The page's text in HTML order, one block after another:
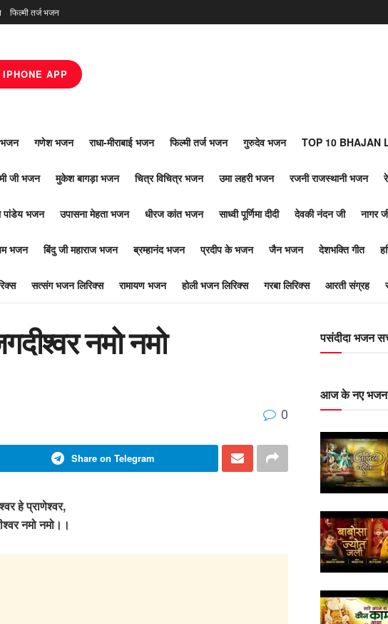
फिल्मी तर्ज भजन
IPHONE APP
भजन गणेश भजन राधा-मीराबाई भजन फिल्मी तर्ज भजन गुरुदेव भजन TOP 10 BHAJAN
जी भजन मुकेश बागड़ा भजन चित्र विचित्र भजन उमा लहरी भजन रजनी राजस्थानी भजन
पांडेय भजन उपासना मेहता भजन धीरज कांत भजन साध्वी पूर्णिमा दीदी देवकी नंदन जी नागर
भजन बिंदु जी महाराज भजन ब्रम्हानंद भजन प्रदीप के भजन जैन भजन देशभक्ति गीत
सत्संग भजन लिरिक्स रामायण भजन होली भजन लिरिक्स गरबा लिरिक्स आरती संग्रह
नमो नमो
0
Share on Telegram
हे प्राणेश्वर,
नमो नमो।।
पसंदीदा भजन
आज के नए भजन